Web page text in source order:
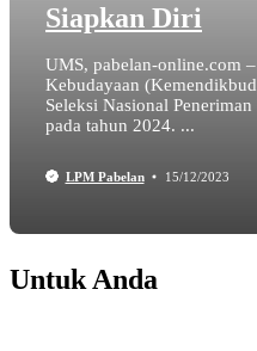
Siapkan Diri
UMS, pabelan-online.com
Kebudayaan
Seleksi Nasional
pada tahun 2024. ...
LPM Pabelan 15/12/2023
Untuk Anda